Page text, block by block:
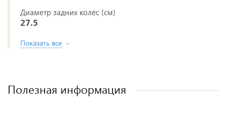
Диаметр задних колёс (см)
27.5
Показать все
Полезная информация